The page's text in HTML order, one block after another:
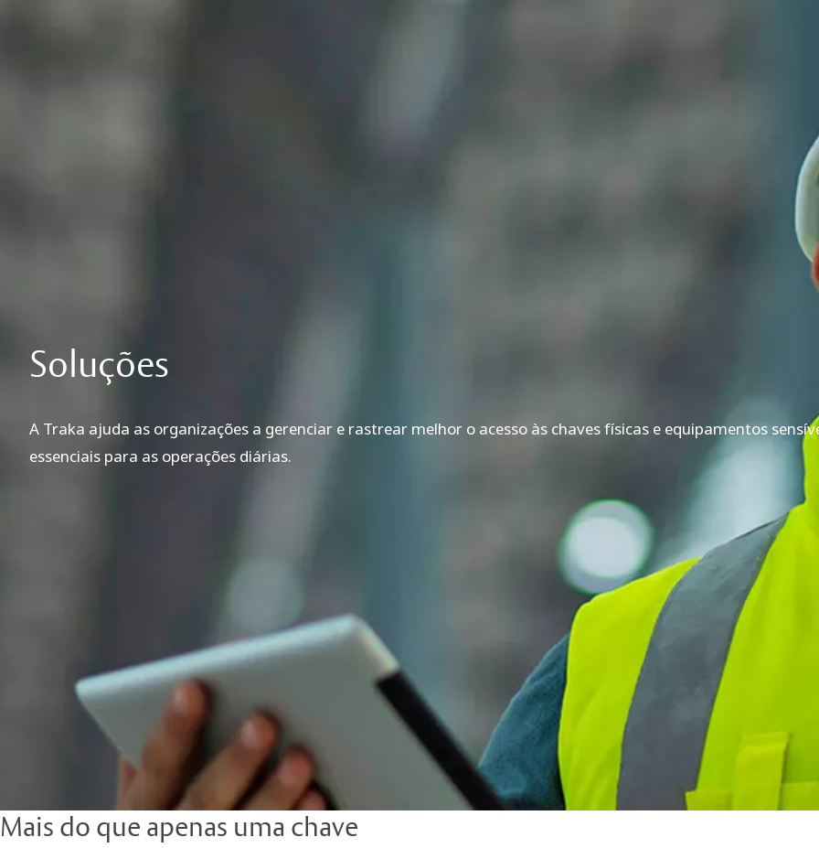
Soluções
A Traka ajuda as organizações a gerenciar e rastrear melhor o acesso às chaves físicas e equipamentos
essenciais para as operações diárias.
0:00 / 1:53
Mais do que apenas uma chave